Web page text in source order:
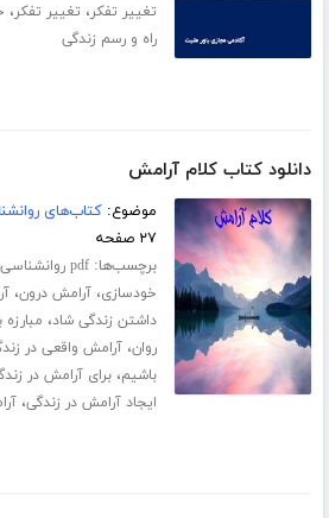
تغییر تفکر، تغییر تفکر،
راه و رسم زندگی
دانلود کتاب کلام آرامش
موضوع:کتاب‌های
۲۷ صفحه
برچسب‌ها:pdf روانشناسی
خودسازی،آرامش درون،
داشتن زندگی شاد،
روان،آرامش واقعی در
باشیم،برای آرامش در
ایجاد آرامش در زندگی،